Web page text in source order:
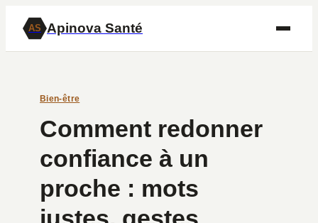
AS Apinova Santé
Bien-être
Comment redonner
confiance à un
proche : mots